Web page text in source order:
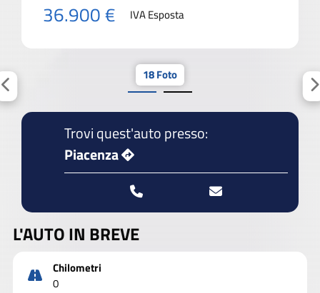
36.900 € IVA Esposta
18 Foto
Trovi quest'auto presso:
Piacenza
L'AUTO IN BREVE
Chilometri
0